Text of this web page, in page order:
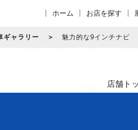
ホーム お店を探す
ギャラリー 魅力的な9インチナビ
店舗ト